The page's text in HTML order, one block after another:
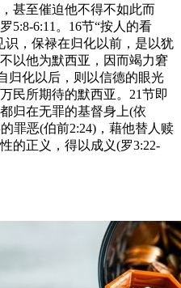
甚至催迫他不得不如此而
5:8-6:11。16节“按人的看
识，保禄在归化以前，是以犹
以他为默西亚，因而竭力窘
归化以后，则以信德的眼光
民所期待的默西亚。21节即
归在无罪的基督身上(依
罪恶(伯前2:24)，藉他替人赎
的正义，得以成义(罗3:22-